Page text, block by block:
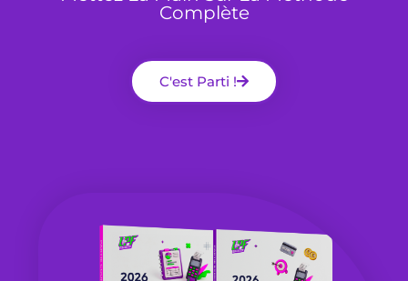
Complète
C'est Parti !